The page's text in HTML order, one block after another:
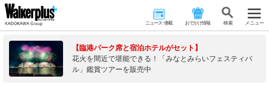
ニュース･連載 おでかけ情報 検 索 メニュー
【臨港パーク席と宿泊ホテルがセット】
花火を間近で堪能できる！「みなとみらいフェスティバ
ル」鑑賞ツアーを販売中